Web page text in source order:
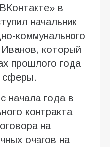
в
начальник
коммунального
который
прошлого года
сферы.
начала года в
контракта
на
очагов на